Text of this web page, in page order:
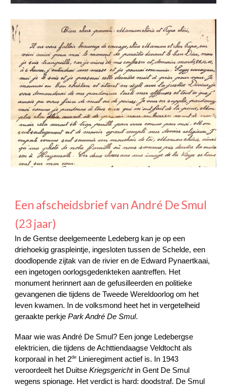
Een afscheidsbrief van André De Smul
(23 jaar)
In de Gentse deelgemeente Ledeberg kan je op een
driehoekig graspleintje, ingesloten tussen de Schelde, een
doodlopende zijtak van de rivier en de Edward Pynaertkaai,
een ingetogen oorlogsgedenkteken aantreffen. Het
monument herinnert aan de gefusilleerden en politieke
gevangenen die tijdens de Tweede Wereldoorlog om het
leven kwamen. In de volksmond heet het in vergetelheid
geraakte perkjePark André De Smul.
Maar wie was André De Smul? Een jonge Ledebergse
elektricien, die tijdens de Achttiendaagse Veldtocht als
korporaal in het 2de
Linieregiment actief is. In 1943
veroordeelt het DuitseKriegsgerichtin Gent De Smul
wegens spionage. Het verdict is hard: doodstraf. De Smul